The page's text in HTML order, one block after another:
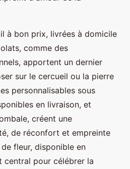
à bon prix, livrées à domicile
comme des
apportent un dernier
sur le cercueil ou la pierre
personnalisables sous
en livraison, et
créent une
de réconfort et empreinte
fleur, disponible en
central pour célébrer la